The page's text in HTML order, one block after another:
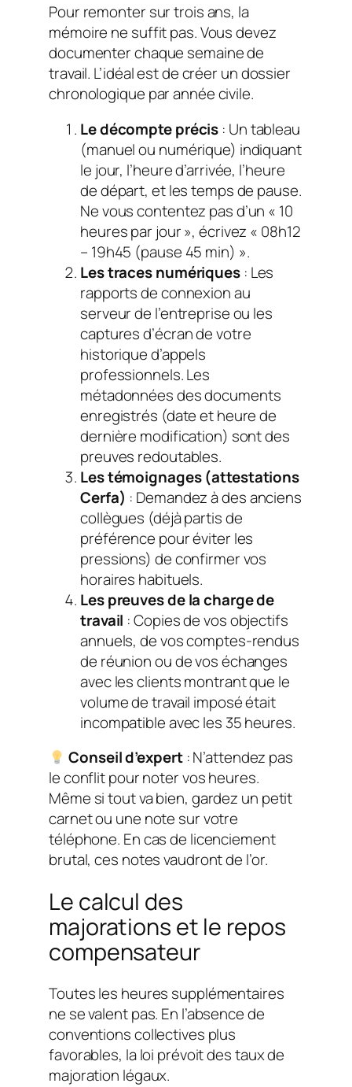
Pour remonter sur trois ans, la
mémoire ne suffit pas. Vous devez
documenter chaque semaine de
travail. L’idéal est de créer un dossier
chronologique par année civile.
Le décompte précis : Un tableau
(manuel ou numérique) indiquant
le jour, l’heure d’arrivée, l’heure
de départ, et les temps de pause.
Ne vous contentez pas d’un « 10
heures par jour », écrivez « 08h12
– 19h45 (pause 45 min) ».
Les traces numériques: Les
rapports de connexion au
serveur de l’entreprise ou les
captures d’écran de votre
historique d’appels
professionnels. Les
métadonnées des documents
enregistrés (date et heure de
dernière modification) sont des
preuves redoutables.
Les témoignages (attestations
Cerfa) : Demandez à des anciens
collègues (déjà partis de
préférence pour éviter les
pressions) de confirmer vos
horaires habituels.
Les preuves de la charge de
travail : Copies de vos objectifs
annuels, de vos comptes-rendus
de réunion ou de vos échanges
avec les clients montrant que le
volume de travail imposé était
incompatible avec les 35 heures.
Conseil d’expert: N’attendez pas
le conflit pour noter vos heures.
Même si tout va bien, gardez un petit
carnet ou une note sur votre
téléphone. En cas de licenciement
brutal, ces notes vaudront de l’or.
Le calcul des
majorations et le repos
compensateur
Toutes les heures supplémentaires
ne se valent pas. En l’absence de
conventions collectives plus
favorables, la loi prévoit des taux de
majoration légaux.